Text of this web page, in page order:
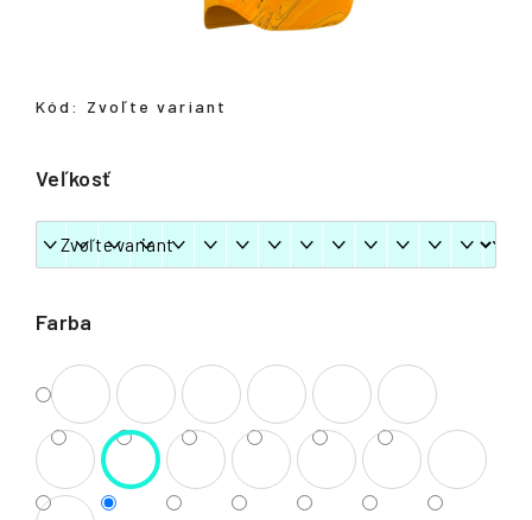
Farba
Veľkosť
Kód: Zvoľte variant